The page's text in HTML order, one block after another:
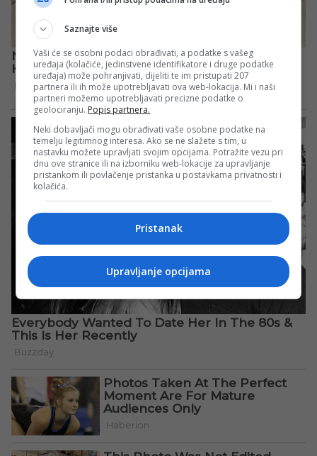
Saznajte više
Vaši će se osobni podaci obrađivati, a podatke s vašeg
uređaja (kolačiće, jedinstvene identifikatore i druge podatke
uređaja) može pohranjivati, dijeliti te im pristupati 207
partnera ili ih može upotrebljavati ova web-lokacija. Mi i naši
partneri možemo upotrebljavati precizne podatke o
geolociranju. Popis partnera.
Neki dobavljači mogu obrađivati vaše osobne podatke na
temelju legitimnog interesa. Ako se ne slažete s tim, u
nastavku možete upravljati svojim opcijama. Potražite vezu pri
dnu ove stranice ili na izborniku web-lokacije za upravljanje
pristankom ili povlačenje pristanka u postavkama privatnosti i
kolačića.
Pristanak
Upravljanje opcijama